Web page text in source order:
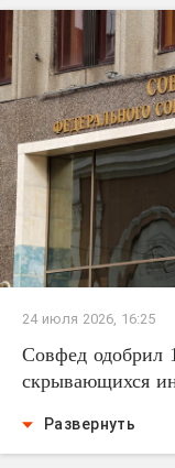
24 июля 2026, 16:25
Совфед одобрил
скрывающихся
Развернуть